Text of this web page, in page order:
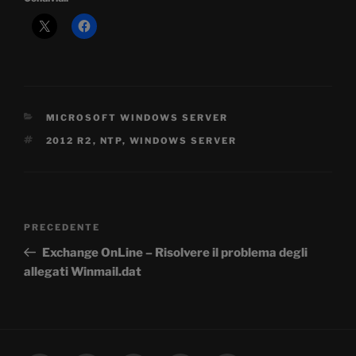
CATEGORIE
MICROSOFT WINDOWS SERVER
TAG
2012 R2 , NTP, WINDOWS SERVER
Articolo
precedente:
PRECEDENTE
Exchange OnLine – Risolvere il problema degli
allegati Winmail.dat